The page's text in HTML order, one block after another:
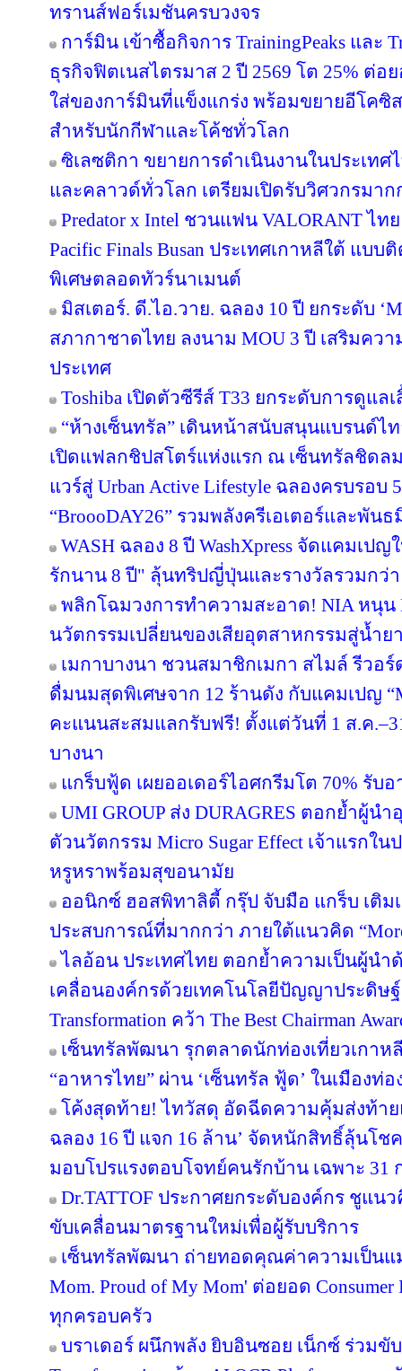
ทรานส์ฟอร์เมชันครบวงจร
การ์มิน เข้าซื้อกิจการ TrainingPeaks และ
ธุรกิจฟิตเนสไตรมาส 2 ปี 2569 โต 25% ต่
ใส่ของการ์มินที่แข็งแกร่ง พร้อมขยายอีโคซิ
สำหรับนักกีฬาและโค้ชทั่วโลก
ซิเลซติกา ขยายการดำเนินงานในประเทศ
และคลาวด์ทั่วโลก เตรียมเปิดรับวิศวกรมาก
Predator x Intel ชวนแฟน VALORANT ไ
Pacific Finals Busan ประเทศเกาหลีใต้ แ
พิเศษตลอดทัวร์นาเมนต์
มิสเตอร์. ดี.ไอ.วาย. ฉลอง 10 ปี ยกระดับ
สภากาชาดไทย ลงนาม MOU 3 ปี เสริมคว
ประเทศ
Toshiba เปิดตัวซีรีส์ T33 ยกระดับการดูแ
“ห้างเซ็นทรัล” เดินหน้าสนับสนุนแบรนด์ไ
เปิดแฟลกชิปสโตร์แห่งแรก ณ เซ็นทรัลชิดล
แวร์สู่ Urban Active Lifestyle ฉลองครบรอ
“BroooDAY26” รวมพลังครีเอเตอร์และพั
WASH ฉลอง 8 ปี WashXpress จัดแคมเป
รักนาน 8 ปี" ลุ้นทริปญี่ปุ่นและรางวัลรวมกว่า
พลิกโฉมวงการทำความสะอาด! NIA หนุน
นวัตกรรมเปลี่ยนของเสียอุตสาหกรรมสู่น้ำ
เมกาบางนา ชวนสมาชิกเมกา สไมล์ รีวอ
ดื่มนมสุดพิเศษจาก 12 ร้านดัง กับแคมเปญ
คะแนนสะสมแลกรับฟรี! ตั้งแต่วันที่ 1 ส.ค
บางนา
แกร็บฟู้ด เผยออเดอร์ไอศกรีมโต 70% รับอ
UMI GROUP ส่ง DURAGRES ตอกย้ำผู้น
ตัวนวัตกรรม Micro Sugar Effect เจ้าแรกใ
หรูหราพร้อมสุขอนามัย
ออนิกซ์ ฮอสพิทาลิตี้ กรุ๊ป จับมือ แกร็บ เติม
ประสบการณ์ที่มากกว่า ภายใต้แนวคิด “More
ไลอ้อน ประเทศไทย ตอกย้ำความเป็นผู้น
เคลื่อนองค์กรด้วยเทคโนโลยีปัญญาประดิษฐ์
Transformation คว้า The Best Chairman
เซ็นทรัลพัฒนา รุกตลาดนักท่องเที่ยวเกาห
“อาหารไทย” ผ่าน ‘เซ็นทรัล ฟู้ด’ ในเมืองท่อ
โค้งสุดท้าย! ไทวัสดุ อัดฉีดความคุ้มส่งท้า
ฉลอง 16 ปี แจก 16 ล้าน’ จัดหนักสิทธิ์ลุ้นโ
มอบโปรแรงตอบโจทย์คนรักบ้าน เฉพาะ 31
Dr.TATTOF ประกาศยกระดับองค์กร ชูแน
ขับเคลื่อนมาตรฐานใหม่เพื่อผู้รับบริการ
เซ็นทรัลพัฒนา ถ่ายทอดคุณค่าความเป็นแม่
Mom. Proud of My Mom' ต่อยอด Consumer
ทุกครอบครัว
บราเดอร์ ผนึกพลัง ยิบอินซอย เน็กซ์ ร่วมขับ